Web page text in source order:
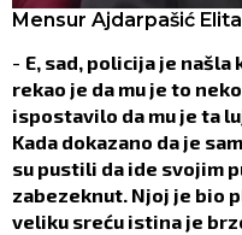
Mensur Ajdarpašić Elita
- E, sad, policija je našla
rekao je da mu je to
ispostavilo da mu je ta
Kada dokazano da je
su pustili da ide svojim
zabezeknut. Njoj je bio
veliku sreću istina je